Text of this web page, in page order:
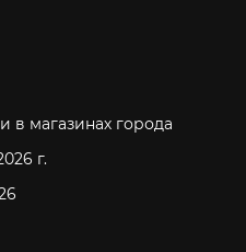
в магазинах города
г.